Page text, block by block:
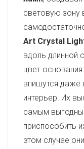
световую зону
Art Crystal
вдоль длинной
цвет основания
впишутся даже
интерьер. Их
самым
приспособить
этом случае